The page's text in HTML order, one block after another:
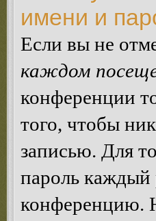
имени и
Если вы не
каждом
конференции
того, чтобы
записью. Для
пароль каждый
конференцию.